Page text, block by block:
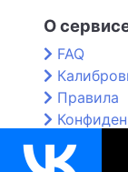
О
FAQ
Правила
Контакты